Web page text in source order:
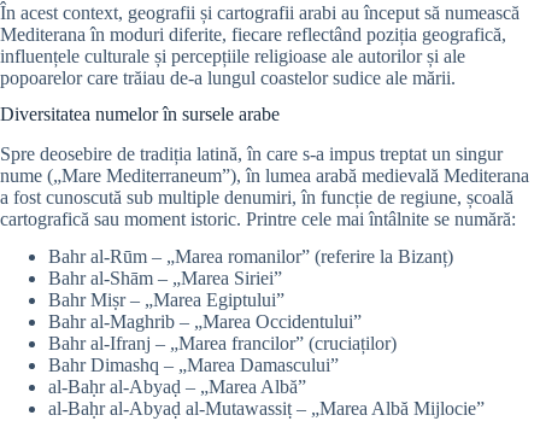
În acest context, geografii și cartografii arabi au început să numească
Mediterana în moduri diferite, fiecare reflectând poziția geografică,
influențele culturale și percepțiile religioase ale autorilor și ale
popoarelor care trăiau de-a lungul coastelor sudice ale mării.
Diversitatea numelor în sursele arabe
Spre deosebire de tradiția latină, în care s-a impus treptat un singur
nume („Mare Mediterraneum”), în lumea arabă medievală Mediterana
a fost cunoscută sub multiple denumiri, în funcție de regiune, școală
cartografică sau moment istoric. Printre cele mai întâlnite se numără:
Bahr al-Rūm – „Marea romanilor” (referire la Bizanț)
Bahr al-Shām – „Marea Siriei”
Bahr Miṣr – „Marea Egiptului”
Bahr al-Maghrib – „Marea Occidentului”
Bahr al-Ifranj – „Marea francilor” (cruciaților)
Bahr Dimashq – „Marea Damascului”
al-Baḥr al-Abyaḍ – „Marea Albă”
al-Baḥr al-Abyaḍ al-Mutawassiṭ – „Marea Albă Mijlocie”